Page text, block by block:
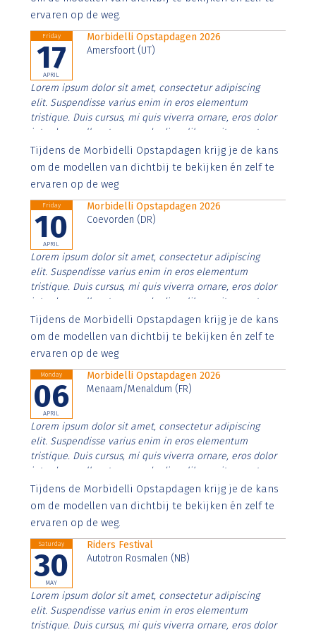
ervaren op de weg.
Friday
17
APRIL
Morbidelli Opstapdagen 2026
Amersfoort (UT)
Lorem ipsum dolor sit amet, consectetur adipiscing
elit. Suspendisse varius enim in eros elementum
tristique. Duis cursus, mi quis viverra ornare, eros dolor
interdum nulla, ut commodo diam libero vitae erat.
Aenean faucibus nibh et justo cursus id rutrum lorem
imperdiet. Nunc ut sem vitae risus tristique posuere.
Tijdens de Morbidelli Opstapdagen krijg je de kans
om de modellen van dichtbij te bekijken én zelf te
ervaren op de weg
Friday
10
APRIL
Morbidelli Opstapdagen 2026
Coevorden (DR)
Lorem ipsum dolor sit amet, consectetur adipiscing
elit. Suspendisse varius enim in eros elementum
tristique. Duis cursus, mi quis viverra ornare, eros dolor
interdum nulla, ut commodo diam libero vitae erat.
Aenean faucibus nibh et justo cursus id rutrum lorem
imperdiet. Nunc ut sem vitae risus tristique posuere.
Tijdens de Morbidelli Opstapdagen krijg je de kans
om de modellen van dichtbij te bekijken én zelf te
ervaren op de weg
Monday
06
APRIL
Morbidelli Opstapdagen 2026
Menaam/Menaldum (FR)
Lorem ipsum dolor sit amet, consectetur adipiscing
elit. Suspendisse varius enim in eros elementum
tristique. Duis cursus, mi quis viverra ornare, eros dolor
interdum nulla, ut commodo diam libero vitae erat.
Aenean faucibus nibh et justo cursus id rutrum lorem
imperdiet. Nunc ut sem vitae risus tristique posuere.
Tijdens de Morbidelli Opstapdagen krijg je de kans
om de modellen van dichtbij te bekijken én zelf te
ervaren op de weg.
Saturday
30
MAY
Riders Festival
Autotron Rosmalen (NB)
Lorem ipsum dolor sit amet, consectetur adipiscing
elit. Suspendisse varius enim in eros elementum
tristique. Duis cursus, mi quis viverra ornare, eros dolor